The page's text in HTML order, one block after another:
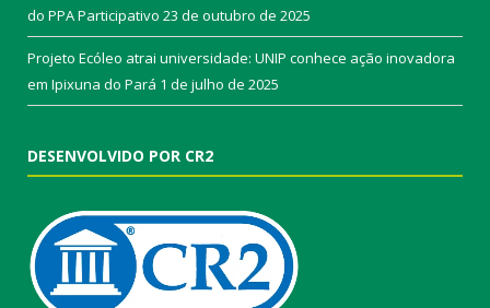
do PPA Participativo 23 de outubro de 2025
Projeto Ecóleo atrai universidade: UNIP conhece ação inovadora
em Ipixuna do Pará 1 de julho de 2025
DESENVOLVIDO POR CR2